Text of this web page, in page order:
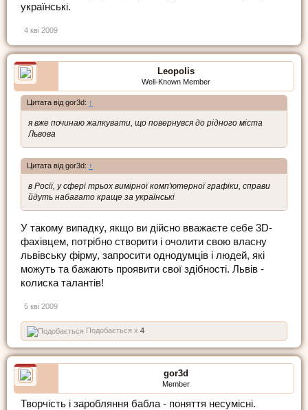
українські.
4 кві 2009
Leopolis
Well-Known Member
Цитата від gor3d: ↑
я вже починаю жалкувати, що повернувся до рідного міста
Львова
Цитата від gor3d: ↑
в Росії, у сфері трьох вимірної комп'ютерної графіки, справи
йдуть набагато краще за українські
У такому випадку, якщо ви дійсно вважаєте себе 3D-
фахівцем, потрібно створити і очолити свою власну
львівську фірму, запросити однодумців і людей, які
можуть та бажають проявити свої здібності. Львів -
колиска талантів!
5 кві 2009
Подобається x 4
gor3d
Member
Творчість і заробляння бабла - поняття несумісні.